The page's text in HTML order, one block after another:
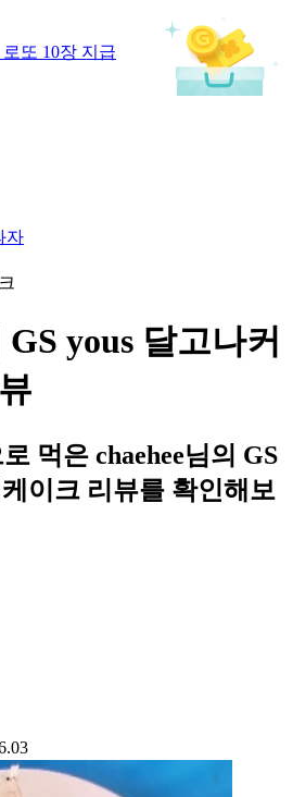
또 10장 지급
자
GS yous 달고나커
먹은 chaehee님의 GS
이크 리뷰를 확인해보